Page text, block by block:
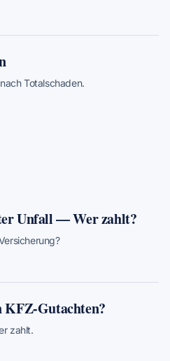
Totalschaden.
Unfall — Wer zahlt?
KFZ-Gutachten?
zahlt.